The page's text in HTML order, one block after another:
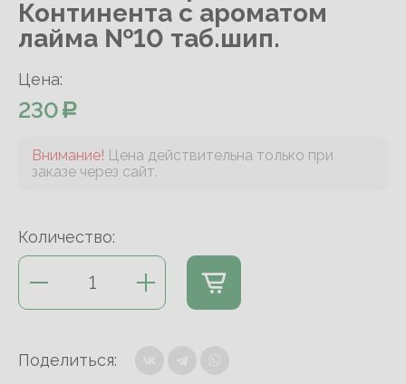
Континента с ароматом
лайма №10 таб.шип.
Цена:
230
Внимание! Цена действительна только при
заказе через сайт.
Количество:
Поделиться: